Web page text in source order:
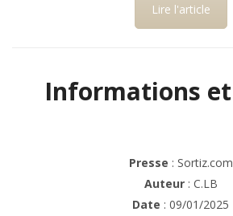
Lire l'article
Informations et
Presse : Sortiz.com
Auteur: C.LB
Date : 09/01/2025